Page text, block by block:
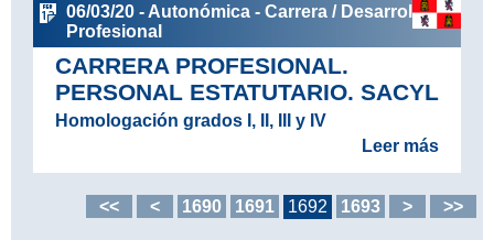
06/03/20 - Autonómica - Carrera / Desarrollo
Profesional
CARRERA PROFESIONAL.
PERSONAL ESTATUTARIO. SACYL
Homologación grados I, II, III y IV
Leer más
<< < 1690 1691 1692 1693 > >>